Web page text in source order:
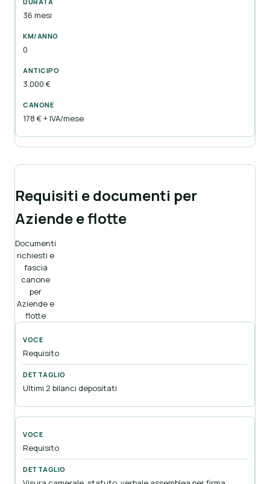
36 mesi
0
3.000 €
178 € + IVA/mese
Requisiti e documenti per
Aziende e flotte
Documenti
richiesti e
fascia
canone
per
Aziende e
flotte
Requisito
Ultimi 2 bilanci depositati
Requisito